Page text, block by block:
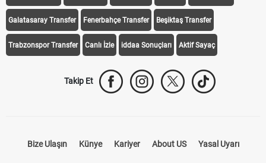
Galatasaray Transfer Fenerbahçe Transfer Beşiktaş Transfer
Trabzonspor Transfer Canlı İzle iddaa Sonuçları Aktif Sayaç
Takip Et
Bize Ulaşın Künye Kariyer About US Yasal Uyarı